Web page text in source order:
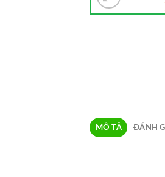
MÔ TẢ ĐÁNH